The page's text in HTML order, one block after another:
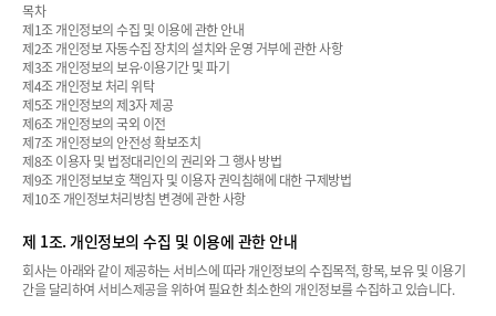
목차
제1조 개인정보의 수집 및 이용에 관한 안내
제2조 개인정보 자동수집 장치의 설치와 운영 거부에 관한 사항
제3조 개인정보의 보유·이용기간 및 파기
제4조 개인정보 처리 위탁
제5조 개인정보의 제3자 제공
제6조 개인정보의 국외 이전
제7조 개인정보의 안전성 확보조치
제8조 이용자 및 법정대리인의 권리와 그 행사 방법
제9조 개인정보보호 책임자 및 이용자 권익침해에 대한 구제방법
제10조 개인정보처리방침 변경에 관한 사항
제 1조. 개인정보의 수집 및 이용에 관한 안내
회사는 아래와 같이 제공하는 서비스에 따라 개인정보의 수집목적, 항목, 보유 및 이용기
간을 달리하여 서비스제공을 위하여 필요한 최소한의 개인정보를 수집하고 있습니다.